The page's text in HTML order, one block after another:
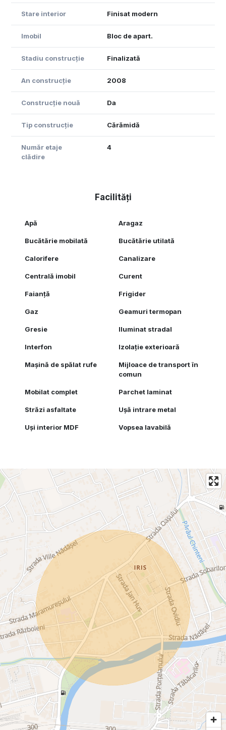
Stare interior Finisat modern
Imobil Bloc de apart.
Stadiu construcție Finalizată
An construcție 2008
Construcție nouă Da
Tip construcție Cărămidă
Număr etaje
clădire
4
Facilități
Apă Aragaz
Bucătărie mobilată Bucătărie utilată
Calorifere Canalizare
Centrală imobil Curent
Faianță Frigider
Gaz Geamuri termopan
Gresie Iluminat stradal
Interfon Izolație exterioară
Mașină de spălat rufe
Mijloace de transport în
comun
Mobilat complet Parchet laminat
Străzi asfaltate Ușă intrare metal
Uși interior MDF Vopsea lavabilă